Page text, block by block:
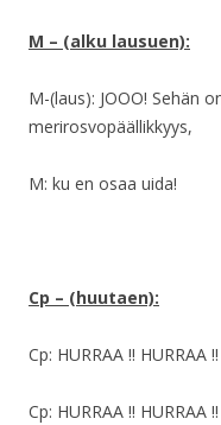
M – (alku lausuen):
M-(laus): JOOO! Sehän
merirosvopäällikkyys,
M: ku en osaa uida!
Cp – (huutaen):
Cp: HURRAA !! HURRAA
Cp: HURRAA !! HURRAA